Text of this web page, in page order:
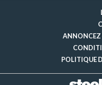
ANNONCEZ
POLITIQUE